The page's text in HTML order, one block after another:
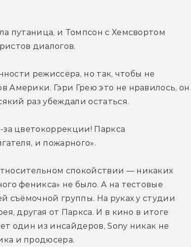
путаница, и Томпсон с Хемсвортом
диалогов.
режиссёра, но так, чтобы не
Америки. Гэри Грею это не нравилось, он
раз убеждали остаться.
цветокоррекции! Паркса
и пожарного».
спокойствии — никаких
феникса» не было. А на тестовые
съёмочной группы. На руках у студии
другая от Паркса. И в кино в итоге
один из инсайдеров, Sony никак не
и продюсера.